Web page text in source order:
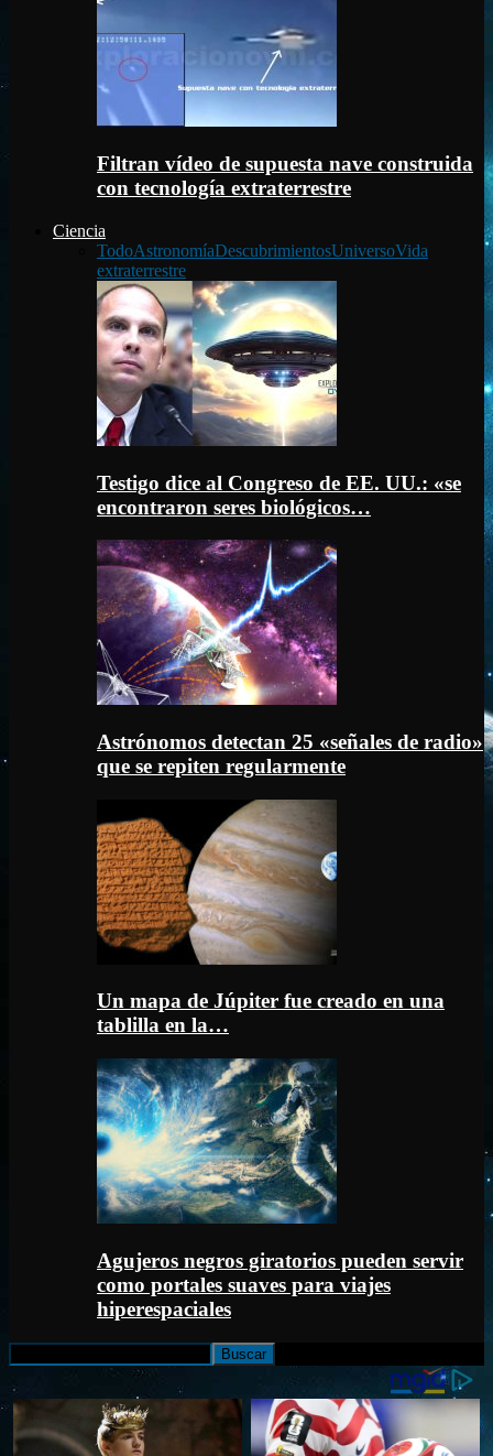
Filtran vídeo de supuesta nave construida
con tecnología extraterrestre
Ciencia
TodoAstronomíaDescubrimientosUniversoVida
extraterrestre
Testigo dice al Congreso de EE. UU.: «se
encontraron seres biológicos…
Astrónomos detectan 25 «señales de radio»
que se repiten regularmente
Un mapa de Júpiter fue creado en una
tablilla en la…
Agujeros negros giratorios pueden servir
como portales suaves para viajes
hiperespaciales